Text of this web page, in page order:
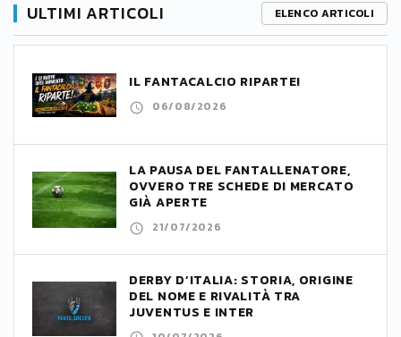
ULTIMI ARTICOLI ELENCO ARTICOLI
IL FANTACALCIO RIPARTE!
06/08/2026
LA PAUSA DEL FANTALLENATORE,
OVVERO TRE SCHEDE DI MERCATO
GIÀ APERTE
21/07/2026
DERBY D’ITALIA: STORIA, ORIGINE
DEL NOME E RIVALITÀ TRA
JUVENTUS E INTER